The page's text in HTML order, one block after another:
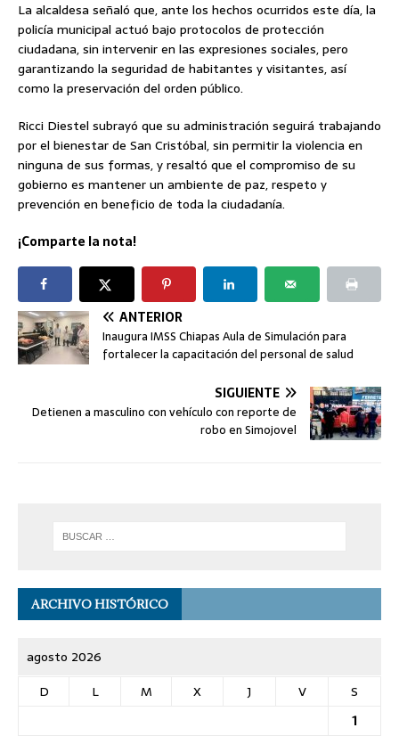
La alcaldesa señaló que, ante los hechos ocurridos este día, la
policía municipal actuó bajo protocolos de protección
ciudadana, sin intervenir en las expresiones sociales, pero
garantizando la seguridad de habitantes y visitantes, así
como la preservación del orden público.
Ricci Diestel subrayó que su administración seguirá trabajando
por el bienestar de San Cristóbal, sin permitir la violencia en
ninguna de sus formas, y resaltó que el compromiso de su
gobierno es mantener un ambiente de paz, respeto y
prevención en beneficio de toda la ciudadanía.
¡Comparte la nota!
ANTERIOR
Inaugura IMSS Chiapas Aula de Simulación para
fortalecer la capacitación del personal de salud
SIGUIENTE
Detienen a masculino con vehículo con reporte de
robo en Simojovel
ARCHIVO HISTÓRICO
agosto 2026
D
L M X J V
S
1